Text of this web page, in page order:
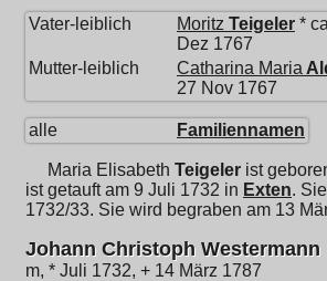
Vater-leiblich Moritz Teigeler *
Dez 1767
Mutter-leiblich
Catharina Maria
27 Nov 1767
alle Familiennamen
Maria Elisabeth Teigeler ist
ist getauft am 9 Juli 1732 in Exten.
1732/33. Sie wird begraben am 13
Johann Christoph Westermann
m, * Juli 1732, + 14 März 1787